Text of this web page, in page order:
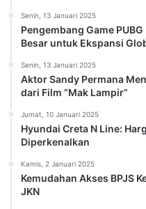
Senin, 13 Januari 2025
Pengembang Game
Besar untuk Ekspansi
Senin, 13 Januari 2025
Aktor Sandy Permana
dari Film “Mak Lampir”
Jumat, 10 Januari 2025
Hyundai Creta N Line:
Diperkenalkan
Kamis, 2 Januari 2025
Kemudahan Akses BPJS
JKN